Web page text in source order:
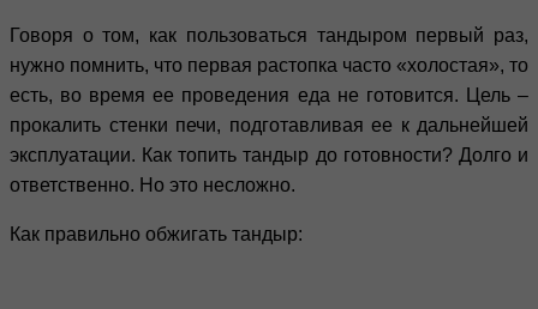
Говоря о том, как пользоваться тандыром первый раз,
нужно помнить, что первая растопка часто «холостая», то
есть, во время ее проведения еда не готовится. Цель –
прокалить стенки печи, подготавливая ее к дальнейшей
эксплуатации. Как топить тандыр до готовности? Долго и
ответственно. Но это несложно.
Как правильно обжигать тандыр: